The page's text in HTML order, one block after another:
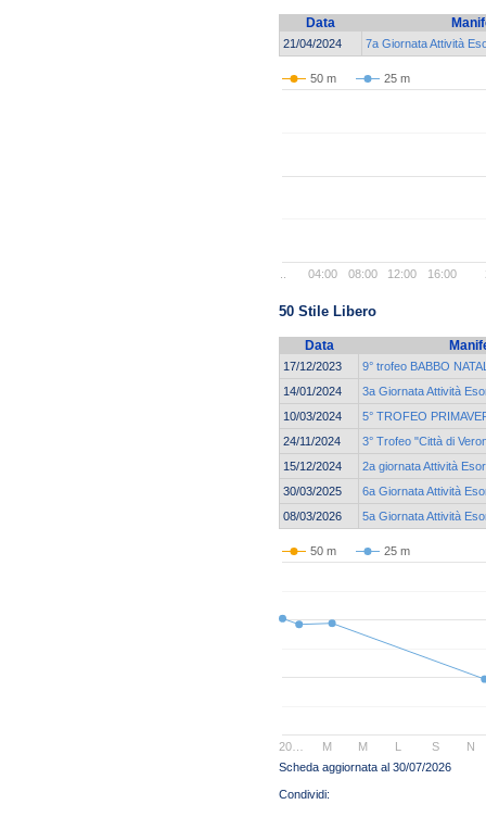
Data
21/04/2024 7a Giornata Attività
50 m 25 m
04:00 08:00 12:00 16:00
50 Stile Libero
Data
17/12/2023
9° trofeo BABBO
14/01/2024
3a Giornata Attività
10/03/2024
5° TROFEO
24/11/2024
3° Trofeo "Città di
15/12/2024
2a giornata Attività
30/03/2025
6a Giornata Attività
08/03/2026
5a Giornata Attività
50 m 25 m
20… M M S N
Scheda aggiornata al 30/07/2026